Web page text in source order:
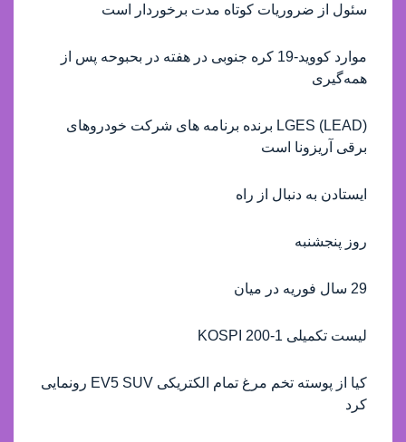
سئول از ضروريات کوتاه مدت برخوردار است
موارد کووید-19 کره جنوبی در هفته در بحبوحه پس از
همه‌گیری
(LEAD) LGES برنده برنامه های شرکت خودروهای
برقی آریزونا است
ایستادن به دنبال از راه
روز پنجشنبه
29 سال فوریه در میان
لیست تکمیلی KOSPI 200-1
کیا از پوسته تخم مرغ تمام الکتریکی EV5 SUV رونمایی
کرد